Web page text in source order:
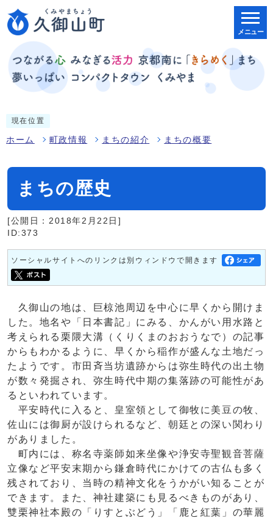
メニュー
現在位置
ホーム 町政情報 まちの紹介 まちの概要
まちの歴史
[公開日：2018年2月22日]
ID:373
ソーシャルサイトへのリンクは別ウィンドウで開きます
久御山の地は、巨椋池周辺を中心に早くから開けま
した。地名や「日本書記」にみる、かんがい用水路と
考えられる栗隈大溝（くりくまのおおうなで）の記事
からもわかるように、早くから稲作が盛んな土地だっ
たようです。市田斉当坊遺跡からは弥生時代の出土物
が数々発掘され、弥生時代中期の集落跡の可能性があ
るといわれています。
平安時代に入ると、皇室領として御牧に美豆の牧、
佐山には御厨が設けられるなど、朝廷との深い関わり
がありました。
町内には、称名寺薬師如来坐像や浄安寺聖観音菩薩
立像など平安末期から鎌倉時代にかけての古仏も多く
残されており、当時の精神文化をうかがい知ることが
できます。また、神社建築にも見るべきものがあり、
雙栗神社本殿の「りすとぶどう」「鹿と紅葉」の華麗